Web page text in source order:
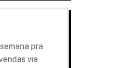
pra
via